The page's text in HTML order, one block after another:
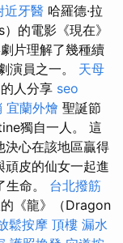
近牙醫 哈羅德·拉
）的電影《現在》
片理解了幾種續
演員之一。 天母
人分享 seo
宜蘭外燴 聖誕節
獨自一人。 這
決心在該地區贏得
頑皮的仙女一起進
生命。 台北撥筋
《龍》（Dragon
鬆按摩 頂樓 漏水